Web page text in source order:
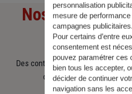
Nos offres
Des contrats clairs et flexibles
d’aujourd’hui et anticiper
personnalisation
mesure de performance
campagnes publicitaires.
Pour certains d’entre
consentement est
pouvez paramétrer ces
bien tous les accepter,
décider de continuer
navigation sans les